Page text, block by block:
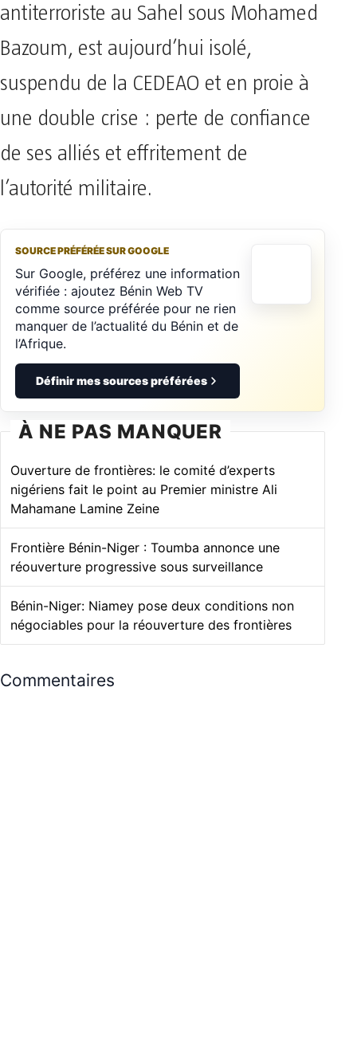
antiterroriste au Sahel sous Mohamed
Bazoum, est aujourd’hui isolé,
suspendu de la CEDEAO et en proie à
une double crise : perte de confiance
de ses alliés et effritement de
l’autorité militaire.
SOURCE PRÉFÉRÉE SUR GOOGLE
Sur Google, préférez une information
vérifiée : ajoutez Bénin Web TV
comme source préférée pour ne rien
manquer de l’actualité du Bénin et de
l’Afrique.
Définir mes sources préférées
À NE PAS MANQUER
Ouverture de frontières: le comité d’experts
nigériens fait le point au Premier ministre Ali
Mahamane Lamine Zeine
Frontière Bénin-Niger : Toumba annonce une
réouverture progressive sous surveillance
Bénin-Niger: Niamey pose deux conditions non
négociables pour la réouverture des frontières
Commentaires